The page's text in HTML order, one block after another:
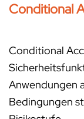
Conditional
Conditional
Anwendungen
Bedingungen